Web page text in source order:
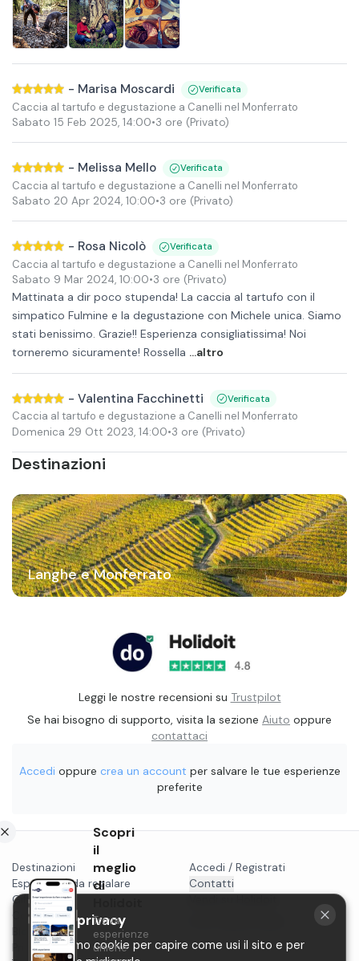
- Marisa Moscardi Verificata
Caccia al tartufo e degustazione a Canelli nel Monferrato
Sabato 15 Feb 2025, 14:00•3 ore (Privato)
- Melissa Mello Verificata
Caccia al tartufo e degustazione a Canelli nel Monferrato
Sabato 20 Apr 2024, 10:00•3 ore (Privato)
- Rosa Nicolò Verificata
Caccia al tartufo e degustazione a Canelli nel Monferrato
Sabato 9 Mar 2024, 10:00•3 ore (Privato)
Mattinata a dir poco stupenda! La caccia al tartufo con il
simpatico Fulmine e la degustazione con Michele unica. Siamo
stati benissimo. Grazie!! Esperienza consigliatissima! Noi
torneremo sicuramente! Rossella ...altro
- Valentina Facchinetti Verificata
Caccia al tartufo e degustazione a Canelli nel Monferrato
Domenica 29 Ott 2023, 14:00•3 ore (Privato)
Destinazioni
Langhe e Monferrato
Leggi le nostre recensioni su Trustpilot
Se hai bisogno di supporto, visita la sezione Aiuto oppure
contattaci
Accedi oppure crea un account per salvare le tue esperienze
preferite
Destinazioni
Esperienze da regalare
Gift card
Cosa fare a...
Blog
Privacy
Accedi / Registrati
Contatti
Scopri
il
meglio
di
Trova
esperienze
uniche
La tua privacy
Utilizziamo cookie per capire come usi il sito e per